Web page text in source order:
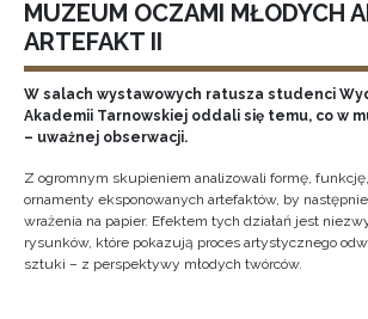
MUZEUM OCZAMI MŁODYCH
ARTEFAKT II
W salach wystawowych ratusza studenci
Akademii Tarnowskiej oddali się temu, co w
– uważnej obserwacji.
Z ogromnym skupieniem analizowali formę,
ornamenty eksponowanych artefaktów, by
wrażenia na papier. Efektem tych działań jest
rysunków, które pokazują proces artystycznego
sztuki – z perspektywy młodych twórców.